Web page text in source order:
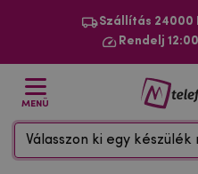
Szállítás 24000
Rendelj
MENÜ
Válasszon ki egy készülék